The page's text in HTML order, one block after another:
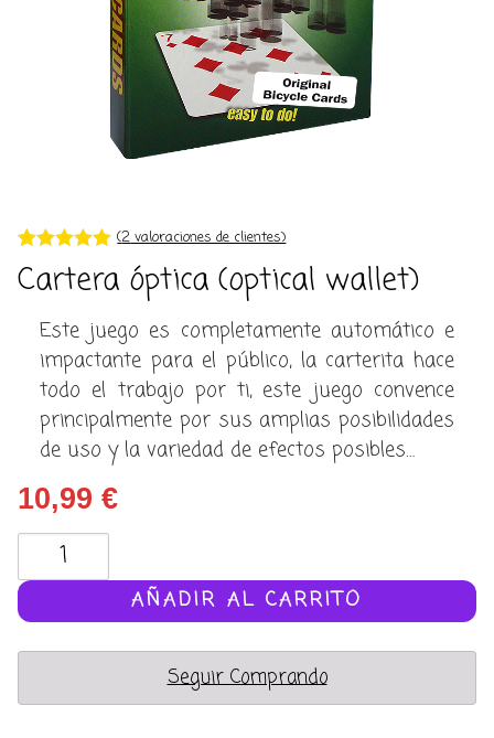
Valorado con
5.00de 5 en
2
s de
clientes
(2valoraciones de clientes)
Cartera óptica (optical wallet)
Este juego es completamente automático e
impactante para el público, la carterita hace
todo el trabajo por ti, este juego convence
principalmente por sus amplias posibilidades
de uso y la variedad de efectos posibles…
10,99 €
Cartera
óptica
(optical
wallet)
cantidad
AÑADIR AL CARRITO
Seguir Comprando